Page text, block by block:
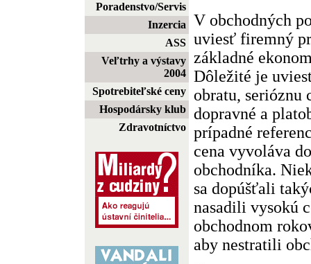
Poradenstvo/Servis
Inzercia
ASS
Veľtrhy a výstavy
2004
Spotrebiteľské ceny
Hospodársky klub
Zdravotníctvo
V obchodných
uviesť firemný
základné
Dôležité je
obratu, serióznu
dopravné a
prípadné
cena vyvoláva
obchodníka.
sa dopúšťali
nasadili vysokú
obchodnom
aby nestratili